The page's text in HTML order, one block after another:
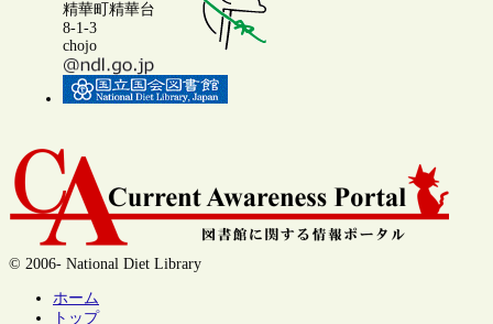
精華町精華台
8-1-3
chojo
© 2006- National Diet Library
ホーム
トップ